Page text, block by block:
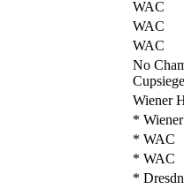
WAC
WAC
WAC
No
Wiener
*
* WAC
* WAC
*